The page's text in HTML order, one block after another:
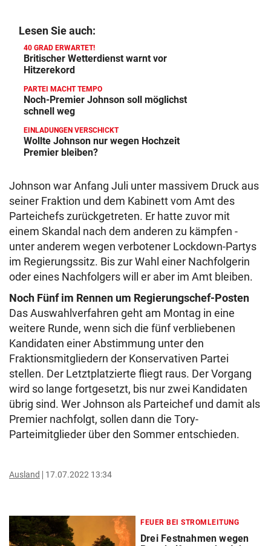
Lesen Sie auch:
40 GRAD ERWARTET!
Britischer Wetterdienst warnt vor
Hitzerekord
PARTEI MACHT TEMPO
Noch-Premier Johnson soll möglichst
schnell weg
EINLADUNGEN VERSCHICKT
Wollte Johnson nur wegen Hochzeit
Premier bleiben?
Johnson war Anfang Juli unter massivem Druck aus
seiner Fraktion und dem Kabinett vom Amt des
Parteichefs zurückgetreten. Er hatte zuvor mit
einem Skandal nach dem anderen zu kämpfen -
unter anderem wegen verbotener Lockdown-Partys
im Regierungssitz. Bis zur Wahl einer Nachfolgerin
oder eines Nachfolgers will er aber im Amt bleiben.
Noch Fünf im Rennen um Regierungschef-Posten
Das Auswahlverfahren geht am Montag in eine
weitere Runde, wenn sich die fünf verbliebenen
Kandidaten einer Abstimmung unter den
Fraktionsmitgliedern der Konservativen Partei
stellen. Der Letztplatzierte fliegt raus. Der Vorgang
wird so lange fortgesetzt, bis nur zwei Kandidaten
übrig sind. Wer Johnson als Parteichef und damit als
Premier nachfolgt, sollen dann die Tory-
Parteimitglieder über den Sommer entschieden.
Ausland 17.07.2022 13:34
FEUER BEI STROMLEITUNG
Drei Festnahmen wegen